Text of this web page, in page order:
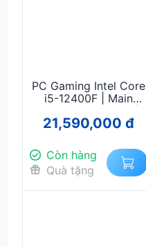
PC Gaming Intel Core
i5-12400F | Main
RTX 5060 8GB | SSD
NVMe 512GB | Nguồn
650W - Chiến Game,
Đồ Họa, Streaming
21,590,000 đ
Còn hàng
Quà tặng